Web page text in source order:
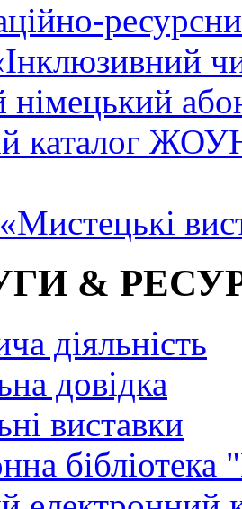
німецький
каталог
&
діяльність
довідка
виставки